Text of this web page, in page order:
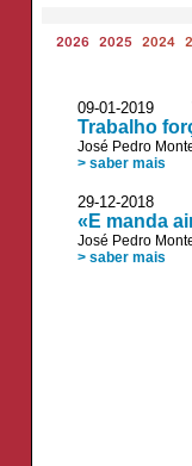
2026 2025 2024
09-01-2019
Trabalho
José Pedro
> saber mais
29-12-2018
«E manda
José Pedro
> saber mais